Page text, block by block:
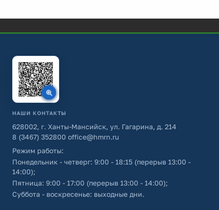
НАШИ КОНТАКТЫ
628002, г. Ханты-Мансийск, ул. Гагарина, д. 214
8 (3467) 352800 office@hmrn.ru
Режим работы:
Понедельник - четверг: 9:00 - 18:15 (перерыв 13:00 -
14:00);
Пятница: 9:00 - 17:00 (перерыв 13:00 - 14:00);
Суббота - воскресенье: выходные дни.